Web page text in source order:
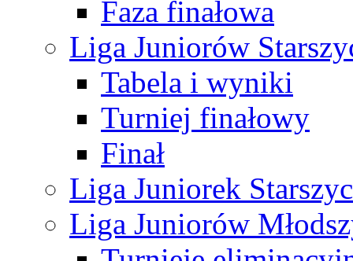
Faza finałowa
Liga Juniorów
Tabela i wyniki
Turniej finałowy
Finał
Liga Juniorek
Liga Juniorów